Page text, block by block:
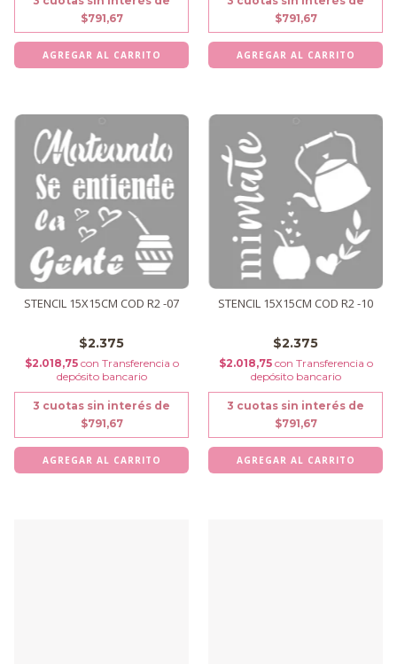
$791,67
$791,67
STENCIL 15X15CM COD R2 -07
$2.375
$2.018,75 con Transferencia o
depósito bancario
3 cuotas sin interés de
$791,67
STENCIL 15X15CM COD R2 -10
$2.375
$2.018,75 con Transferencia o
depósito bancario
3 cuotas sin interés de
$791,67